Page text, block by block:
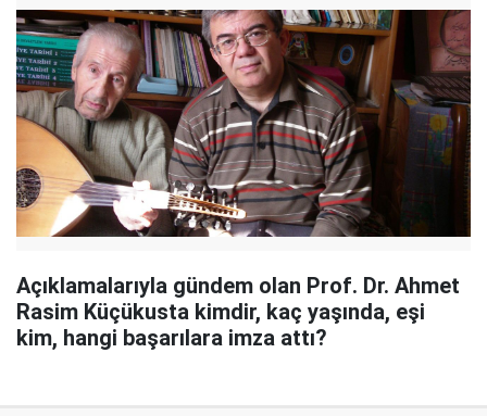
Açıklamalarıyla gündem olan Prof. Dr. Ahmet
Rasim Küçükusta kimdir, kaç yaşında, eşi
kim, hangi başarılara imza attı?